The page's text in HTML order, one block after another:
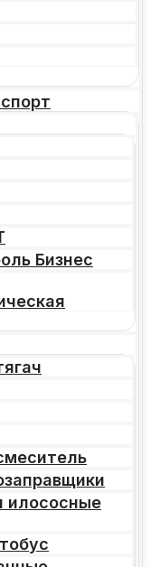
Бизнес
илососные